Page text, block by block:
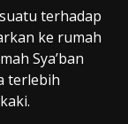
terhadap
ke rumah
Sya’ban
terlebih